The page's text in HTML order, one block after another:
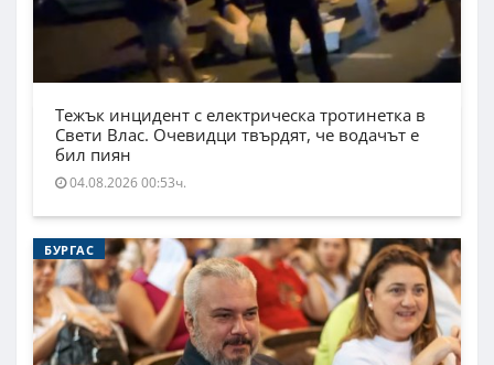
Тежък инцидент с електрическа тротинетка в
Свети Влас. Очевидци твърдят, че водачът е
бил пиян
04.08.2026 00:53ч.
БУРГАС